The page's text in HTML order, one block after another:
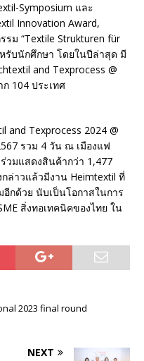
Symposium และ
Innovation Award,
รม “Textile Strukturen für
รับนักศึกษา โดยในปีล่าสุด มี
and Texprocess @
104 ประเทศ
Texprocess 2024 @
รวม 4 วัน ณ เมืองแฟ
วมแสดงสินค้ากว่า 1,477
ล่าวแล้วมีงาน Heimtextil ที่
อีกด้วย นับเป็นโอกาสในการ
สิ่งทอเทคนิคของไทย ใน
2023 final round
NEXT